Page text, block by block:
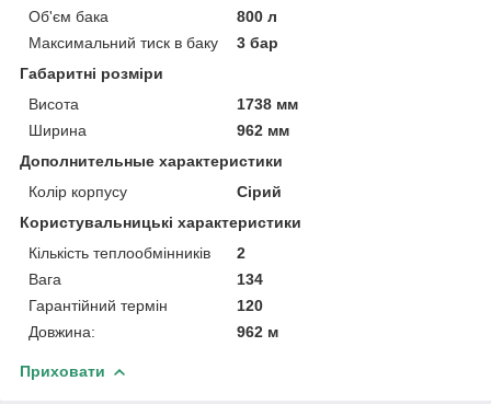
Об'єм бака
800 л
Максимальний тиск в баку
3 бар
Габаритні розміри
Висота
1738 мм
Ширина
962 мм
Дополнительные характеристики
Колір корпусу
Сірий
Користувальницькі характеристики
Кількість теплообмінників
2
Вага
134
Гарантійний термін
120
Довжина:
962 м
Приховати